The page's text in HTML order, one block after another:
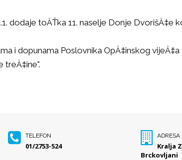
dodaje toÄŤka 11. naselje Donje
i dopunama Poslovnika OpÄ‡inskog
treÄ‡ine".
TELEFON
01/2753-524
ADRESA
Kralja
Brckovljani